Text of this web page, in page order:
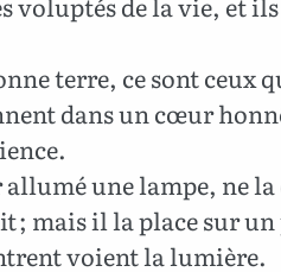
terre, ce sont ceux
dans un cœur
une lampe, ne la
; mais il la place sur un
voient la lumière.